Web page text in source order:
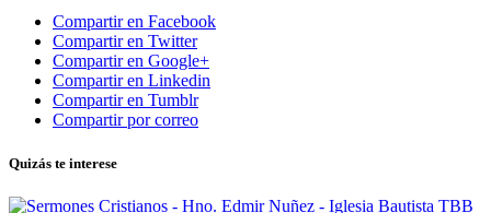
Compartir en Facebook
Compartir en Twitter
Compartir en Google+
Compartir en Linkedin
Compartir en Tumblr
Compartir por correo
Quizás te interese